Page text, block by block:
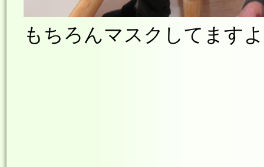
もちろんマスクしてますよ